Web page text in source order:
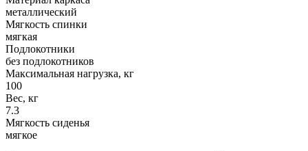
металлический
Мягкость спинки
мягкая
Подлокотники
без подлокотников
Максимальная нагрузка, кг
100
Вес, кг
7.3
Мягкость сиденья
мягкое